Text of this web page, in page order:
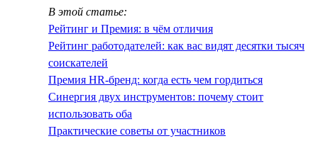
В этой статье:
Рейтинг и Премия: в чём отличия
Рейтинг работодателей: как вас видят десятки тысяч
соискателей
Премия HR-бренд: когда есть чем гордиться
Синергия двух инструментов: почему стоит
использовать оба
Практические советы от участников